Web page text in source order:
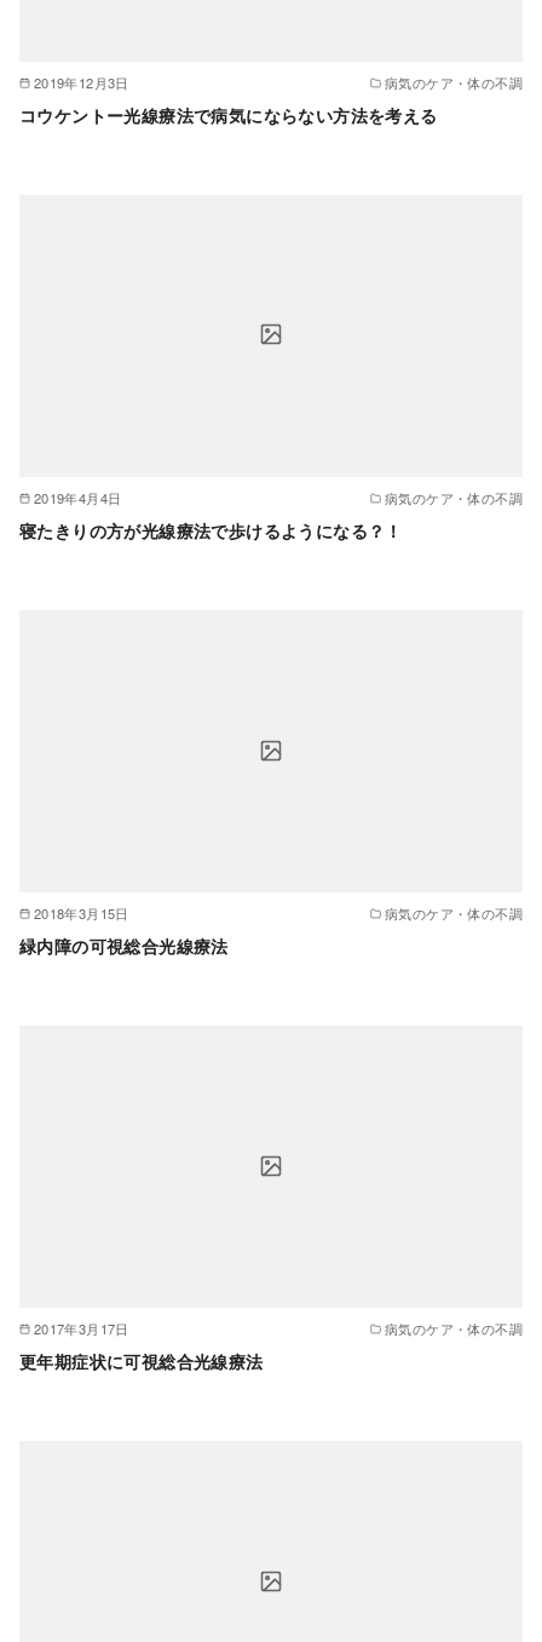
2019年12月3日 病気のケア・体の不調
コウケントー光線療法で病気にならない方法を考える
2019年4月4日 病気のケア・体の不調
寝たきりの方が光線療法で歩けるようになる？！
2018年3月15日 病気のケア・体の不調
緑内障の可視総合光線療法
2017年3月17日 病気のケア・体の不調
更年期症状に可視総合光線療法